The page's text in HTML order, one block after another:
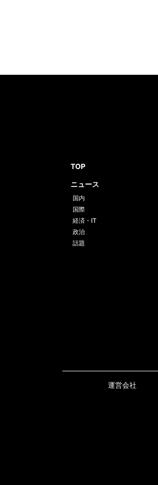
TOP
ニュース
国内
国際
経済・IT
政治
話題
運営会社